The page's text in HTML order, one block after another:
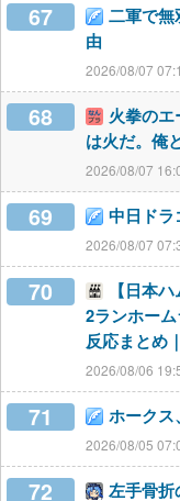
67
二軍で
由
2026/08/07
68
火拳の
は火だ。俺
2026/08/07
69 中日ド
2026/08/07
70
【日本
2ランホー
反応まとめ
2026/08/06
71 ホークス
2026/08/05
72 左手骨